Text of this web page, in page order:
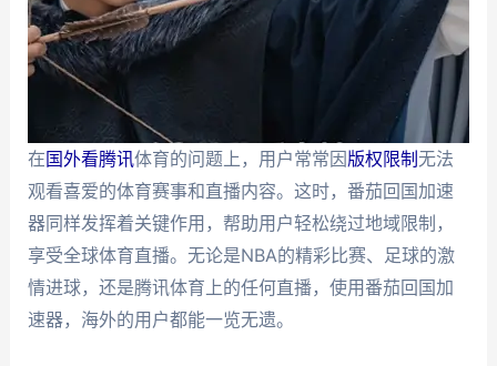
在国外看腾讯体育的问题上，用户常常因版权限制无法
观看喜爱的体育赛事和直播内容。这时，番茄回国加速
器同样发挥着关键作用，帮助用户轻松绕过地域限制，
享受全球体育直播。无论是NBA的精彩比赛、足球的激
情进球，还是腾讯体育上的任何直播，使用番茄回国加
速器，海外的用户都能一览无遗。